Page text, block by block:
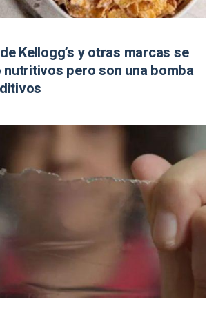
Kellogg’s y otras marcas se
pero son una bomba